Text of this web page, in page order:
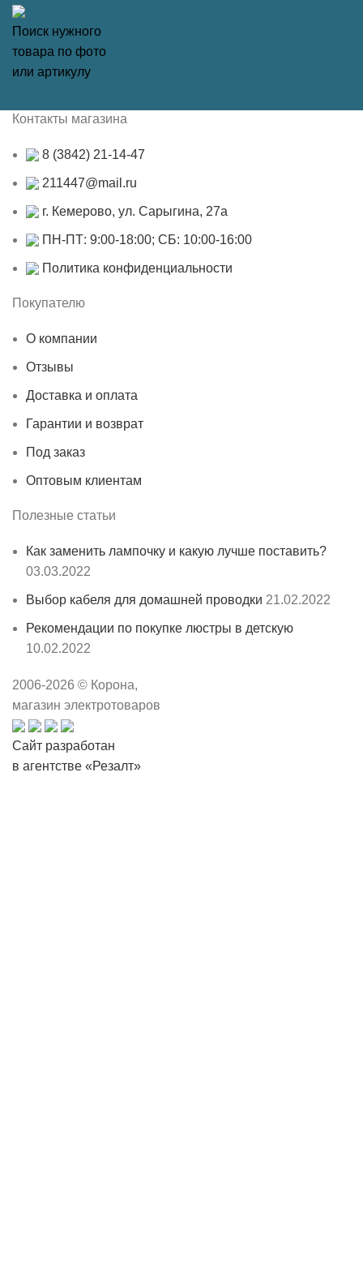
Поиск нужного
товара по фото
или артикулу
Контакты магазина
8 (3842) 21-14-47
211447@mail.ru
г. Кемерово, ул. Сарыгина, 27а
ПН-ПТ: 9:00-18:00; СБ: 10:00-16:00
Политика конфиденциальности
Покупателю
О компании
Отзывы
Доставка и оплата
Гарантии и возврат
Под заказ
Оптовым клиентам
Полезные статьи
Как заменить лампочку и какую лучше поставить?
03.03.2022
Выбор кабеля для домашней проводки 21.02.2022
Рекомендации по покупке люстры в детскую
10.02.2022
2006-2026 © Корона,
магазин электротоваров
Сайт разработан
в агентстве «Резалт»